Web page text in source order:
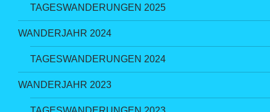
TAGESWANDERUNGEN 2025
WANDERJAHR 2024
TAGESWANDERUNGEN 2024
WANDERJAHR 2023